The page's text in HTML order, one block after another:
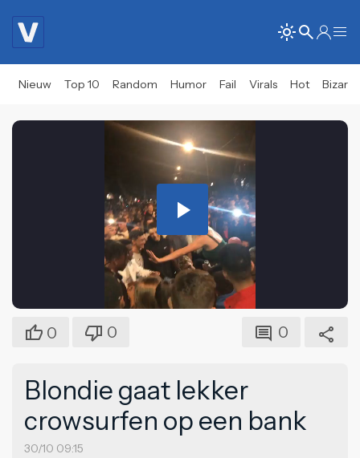
Nieuw Top 10 Random Humor Fail Virals Hot Bizar
Play
Video
0 0 0
Blondie gaat lekker
crowsurfen op een bank
30/10 09:15